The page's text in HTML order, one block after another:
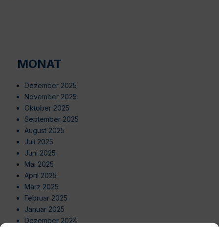
MONAT
Dezember 2025
November 2025
Oktober 2025
September 2025
August 2025
Juli 2025
Juni 2025
Mai 2025
April 2025
März 2025
Februar 2025
Januar 2025
Dezember 2024